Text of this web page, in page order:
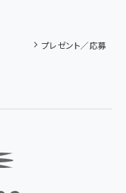
プレゼント／応募